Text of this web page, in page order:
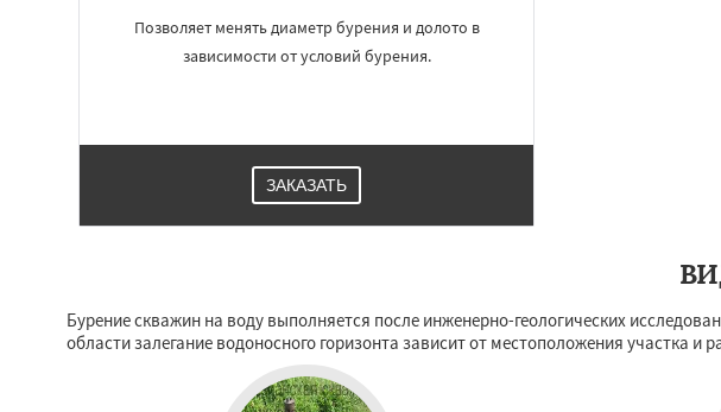
Позволяет менять диаметр бурения и долото в
зависимости от условий бурения.
ЗАКАЗАТЬ
Бурение скважин на воду выполняется после инженерно-геологических
области залегание водоносного горизонта зависит от местоположения участка и